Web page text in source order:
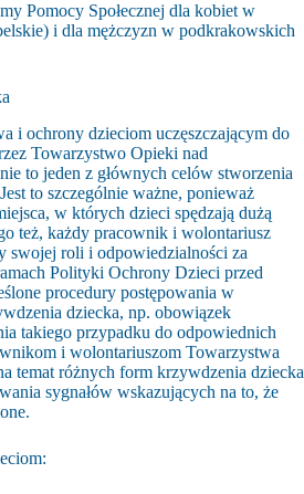
Pomocy Społecznej dla kobiet w
i dla mężczyzn w podkrakowskich
i ochrony dzieciom uczęszczającym do
Towarzystwo Opieki nad
to jeden z głównych celów stworzenia
to szczególnie ważne, ponieważ
w których dzieci spędzają dużą
też, każdy pracownik i wolontariusz
swojej roli i odpowiedzialności za
Polityki Ochrony Dzieci przed
procedury postępowania w
dziecka, np. obowiązek
takiego przypadku do odpowiednich
i wolontariuszom Towarzystwa
temat różnych form krzywdzenia dziecka
sygnałów wskazujących na to, że